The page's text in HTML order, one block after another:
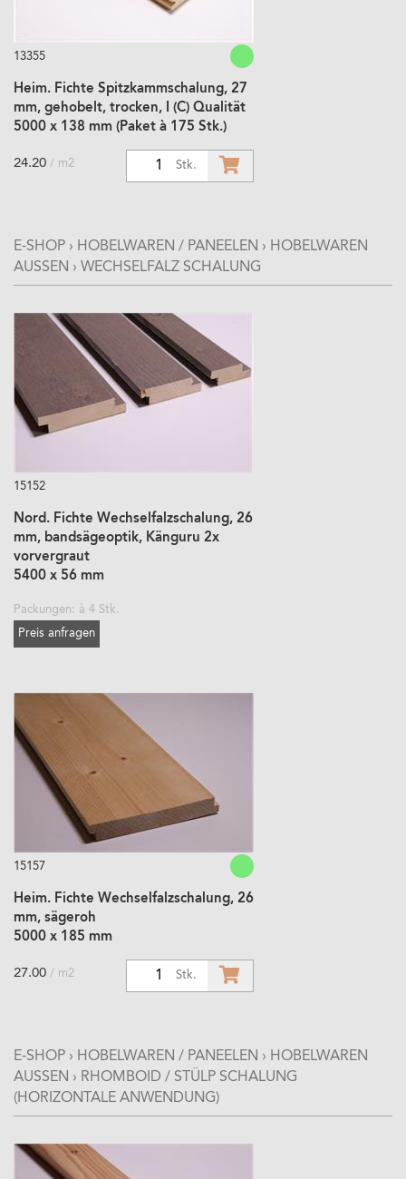
13355
Heim. Fichte Spitzkammschalung, 27
mm, gehobelt, trocken, I (C) Qualität
5000 x 138 mm (Paket à 175 Stk.)
Stk.
24.20 / m2
E-SHOP › HOBELWAREN / PANEELEN › HOBELWAREN
AUSSEN › WECHSELFALZ SCHALUNG
15152
Nord. Fichte Wechselfalzschalung, 26
mm, bandsägeoptik, Känguru 2x
vorvergraut
5400 x 56 mm
Packungen: à 4 Stk.
Preis anfragen
15157
Heim. Fichte Wechselfalzschalung, 26
mm, sägeroh
5000 x 185 mm
Stk.
27.00 / m2
E-SHOP › HOBELWAREN / PANEELEN › HOBELWAREN
AUSSEN › RHOMBOID / STÜLP SCHALUNG
(HORIZONTALE ANWENDUNG)